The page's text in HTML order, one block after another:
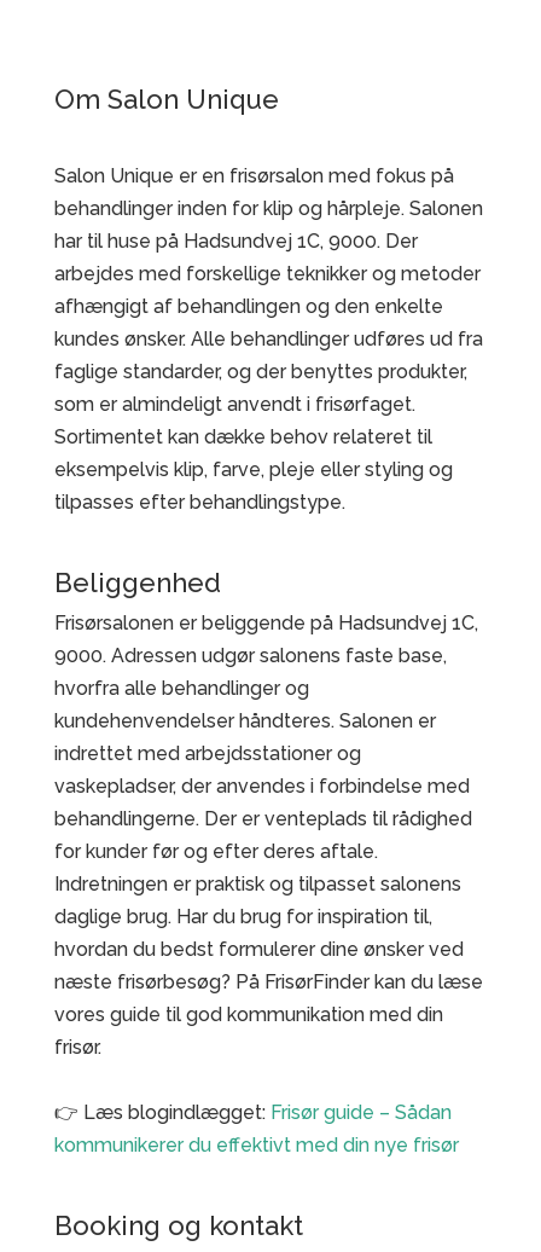
Om Salon Unique
Salon Unique er en frisørsalon med fokus på
behandlinger inden for klip og hårpleje. Salonen
har til huse på Hadsundvej 1C, 9000. Der
arbejdes med forskellige teknikker og metoder
afhængigt af behandlingen og den enkelte
kundes ønsker. Alle behandlinger udføres ud fra
faglige standarder, og der benyttes produkter,
som er almindeligt anvendt i frisørfaget.
Sortimentet kan dække behov relateret til
eksempelvis klip, farve, pleje eller styling og
tilpasses efter behandlingstype.
Beliggenhed
Frisørsalonen er beliggende på Hadsundvej 1C,
9000. Adressen udgør salonens faste base,
hvorfra alle behandlinger og
kundehenvendelser håndteres. Salonen er
indrettet med arbejdsstationer og
vaskepladser, der anvendes i forbindelse med
behandlingerne. Der er venteplads til rådighed
for kunder før og efter deres aftale.
Indretningen er praktisk og tilpasset salonens
daglige brug. Har du brug for inspiration til,
hvordan du bedst formulerer dine ønsker ved
næste frisørbesøg? På FrisørFinder kan du læse
vores guide til god kommunikation med din
frisør.
👉 Læs blogindlægget: Frisør guide – Sådan
kommunikerer du effektivt med din nye frisør
Booking og kontakt